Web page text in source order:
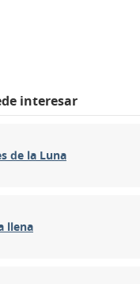
interesar
de la Luna
llena